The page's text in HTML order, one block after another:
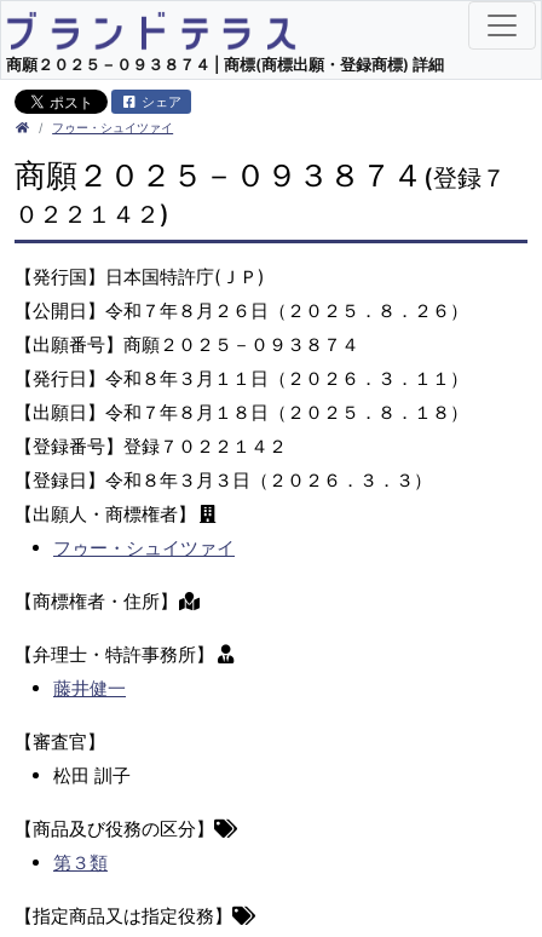
商願２０２５－０９３８７４ | 商標(商標出願・登録商標) 詳細
シェア
フゥー・シュイツァイ
商願２０２５－０９３８７４ (登録７
０２２１４２)
【発行国】日本国特許庁(ＪＰ)
【公開日】令和７年８月２６日（２０２５．８．２６）
【出願番号】商願２０２５－０９３８７４
【発行日】令和８年３月１１日（２０２６．３．１１）
【出願日】令和７年８月１８日（２０２５．８．１８）
【登録番号】登録７０２２１４２
【登録日】令和８年３月３日（２０２６．３．３）
【出願人・商標権者】
フゥー・シュイツァイ
【商標権者・住所】
【弁理士・特許事務所】
藤井健一
【審査官】
松田 訓子
【商品及び役務の区分】
第３類
【指定商品又は指定役務】